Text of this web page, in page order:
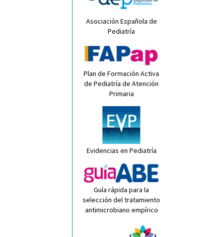
Asociación Española de
Pediatría
Plan de Formación Activa
de Pediatría de Atención
Primaria
Evidencias en Pediatría
Guía rápida para la
selección del tratamiento
antimicrobiano empírico